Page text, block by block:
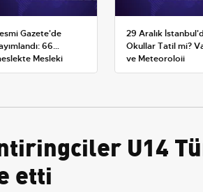
Gazete'de
66
Mesleki
Belgesi
29 Aralık
Okullar Tatil mi?
ve Meteoroloji
Açıklamaları
U14
etti